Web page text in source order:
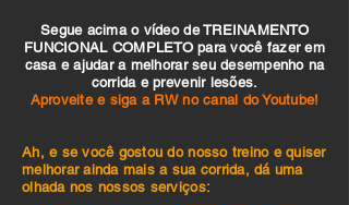
Segue acima o vídeo de TREINAMENTO
FUNCIONAL COMPLETO para você fazer em
casa e ajudar a melhorar seu desempenho na
corrida e prevenir lesões.​
Aproveite e siga a RW no canal do Youtube!
Ah, e se você gostou do nosso treino e quiser
melhorar ainda mais a sua corrida, dá uma
olhada nos nossos serviços: